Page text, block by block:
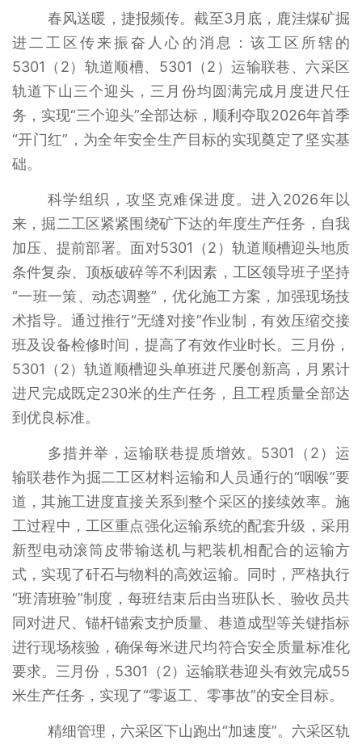
春风送暖，捷报频传。截至3月底，鹿洼煤矿掘
进二工区传来振奋人心的消息：该工区所辖的
5301（2）轨道顺槽、5301（2）运输联巷、六采区
轨道下山三个迎头，三月份均圆满完成月度进尺任
务，实现“三个迎头”全部达标，顺利夺取2026年首季
“开门红”，为全年安全生产目标的实现奠定了坚实基
础。
科学组织，攻坚克难保进度。进入2026年以
来，掘二工区紧紧围绕矿下达的年度生产任务，自我
加压、提前部署。面对5301（2）轨道顺槽迎头地质
条件复杂、顶板破碎等不利因素，工区领导班子坚持
“一班一策、动态调整”，优化施工方案，加强现场技
术指导。通过推行“无缝对接”作业制，有效压缩交接
班及设备检修时间，提高了有效作业时长。三月份，
5301（2）轨道顺槽迎头单班进尺屡创新高，月累计
进尺完成既定230米的生产任务，且工程质量全部达
到优良标准。
多措并举，运输联巷提质增效。5301（2）运
输联巷作为掘二工区材料运输和人员通行的“咽喉”要
道，其施工进度直接关系到整个采区的接续效率。施
工过程中，工区重点强化运输系统的配套升级，采用
新型电动滚筒皮带输送机与耙装机相配合的运输方
式，实现了矸石与物料的高效运输。同时，严格执行
“班清班验”制度，每班结束后由当班队长、验收员共
同对进尺、锚杆锚索支护质量、巷道成型等关键指标
进行现场核验，确保每米进尺均符合安全质量标准化
要求。三月份，5301（2）运输联巷迎头有效完成55
米生产任务，实现了“零返工、零事故”的安全目标。
精细管理，六采区下山跑出“加速度”。六采区轨